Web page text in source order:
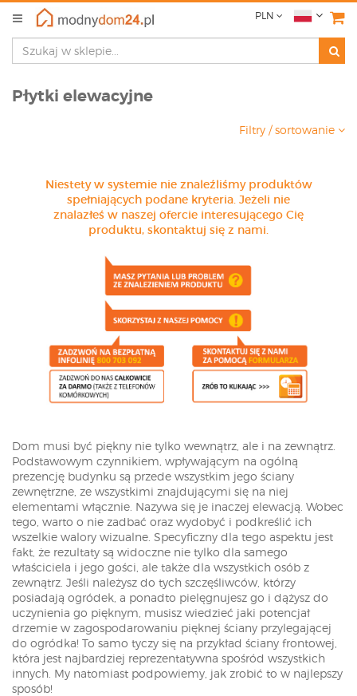
PLN
Płytki elewacyjne
Filtry / sortowanie
Niestety w systemie nie znaleźliśmy produktów
spełniających podane kryteria. Jeżeli nie
znalazłeś w naszej ofercie interesującego Cię
produktu, skontaktuj się z nami.
Dom musi być piękny nie tylko wewnątrz, ale i na zewnątrz.
Podstawowym czynnikiem, wpływającym na ogólną
prezencję budynku są przede wszystkim jego ściany
zewnętrzne, ze wszystkimi znajdującymi się na niej
elementami włącznie. Nazywa się je inaczej elewacją. Wobec
tego, warto o nie zadbać oraz wydobyć i podkreślić ich
wszelkie walory wizualne. Specyficzny dla tego aspektu jest
fakt, że rezultaty są widoczne nie tylko dla samego
właściciela i jego gości, ale także dla wszystkich osób z
zewnątrz. Jeśli należysz do tych szczęśliwców, którzy
posiadają ogródek, a ponadto pielęgnujesz go i dążysz do
uczynienia go pięknym, musisz wiedzieć jaki potencjał
drzemie w zagospodarowaniu pięknej ściany przylegającej
do ogródka! To samo tyczy się na przykład ściany frontowej,
która jest najbardziej reprezentatywna spośród wszystkich
innych. My natomiast podpowiemy, jak zrobić to w najlepszy
sposób!